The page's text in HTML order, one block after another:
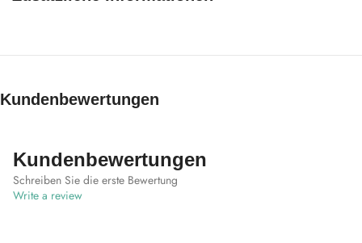
Kundenbewertungen
Kundenbewertungen
Schreiben Sie die erste Bewertung
Write a review